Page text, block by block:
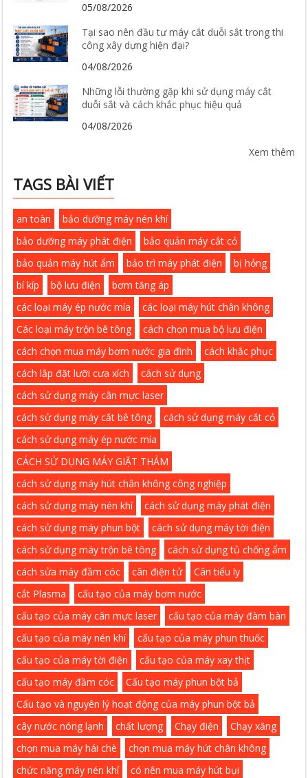
05/08/2026
Tại sao nên đầu tư máy cắt duỗi sắt trong thi
công xây dựng hiện đại?
04/08/2026
Những lỗi thường gặp khi sử dụng máy cắt
duỗi sắt và cách khắc phục hiệu quả
04/08/2026
Xem thêm
TAGS BÀI VIẾT
an toàn
bảo dưỡng máy nén khí
bảo dưỡng máy phát điện
bảo quản máy cắt cỏ
bảo quản máy hút ẩm
bảo trì máy phát điện
bị hỏng
bí kíp
bộ lưu điện
bơm tăng áp
các loại máy ép nước mía
các loại máy hút chân không
Các loại máy trộn bê tông
cách chọn mua bộ lưu điện
cách chọn mua máy bơm nước gia đình
cách khắc phục
cách lắp đặt lưỡi cưa xích
cách sử dụng
cách sử dụng máy cân mực laser
cách sử dụng máy cắt bê tông
cách sử dụng máy cắt cỏ
cách sử dụng máy ép nước mía
CÁCH SỬ DỤNG MÁY GIẶT THẢM
cách sử dụng máy hút chân không công nghiệp
cách sử dụng máy nén khí
cách sử dụng máy phát điện
cách sử dụng máy phun bột
cách sử dụng máy tời điện
cách sử dụng máy trộn bê tông
cách sử dụng tủ chống ẩm
cách sửa máy đầm cóc
cân điện tử
Cân tiểu ly
cắt Plasma
cấu tạo của máy bơm nước
cấu tạo của máy cân mực laser
cấu tạo của máy đàm bàn
cấu tạo của máy nén khí
cấu tạo của máy phun thuốc
cấu tạo của máy tời điện
cấu tạo của máy xay thịt
cấu tạo máy đầm cóc
Cấu tạo máy phun bột bả
Cấu tạo và nguyên lý hoạt động của máy phun bột bả
cây nước nóng lạnh
chất lượng Chạy điện
Chạy xăng
chọn mua máy hái chè
chọn mua máy hút chân không
chức năng máy nén khí
có nên mua máy hút bụi